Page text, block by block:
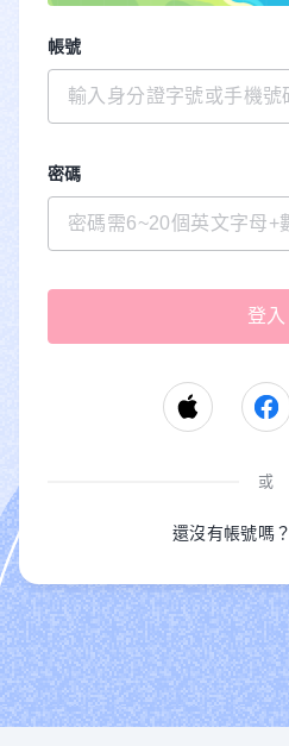
帳號
密碼
或
還沒有帳號嗎？